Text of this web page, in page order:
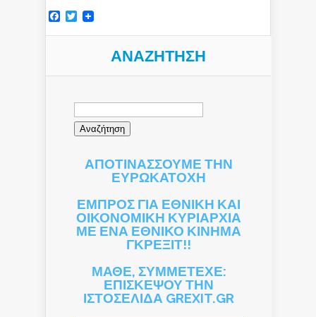
Facebook
Twitter
ΑΝΑΖΉΤΗΣΗ
Αναζήτηση
ΑΠΟΤΙΝΑΣΣΟΥΜΕ ΤΗΝ
ΕΥΡΩΚΑΤΟΧΗ
ΕΜΠΡΟΣ ΓΙΑ ΕΘΝΙΚΗ ΚΑΙ
ΟΙΚΟΝΟΜΙΚΗ ΚΥΡΙΑΡΧΙΑ
ΜΕ ΕΝΑ ΕΘΝΙΚΟ ΚΙΝΗΜΑ
ΓΚΡΕΞΙΤ!!
ΜΑΘΕ, ΣΥΜΜΕΤΕΧΕ:
ΕΠΙΣΚΕΨΟΥ ΤΗΝ
ΙΣΤΟΣΕΛΙΔΑ GREXIT.GR